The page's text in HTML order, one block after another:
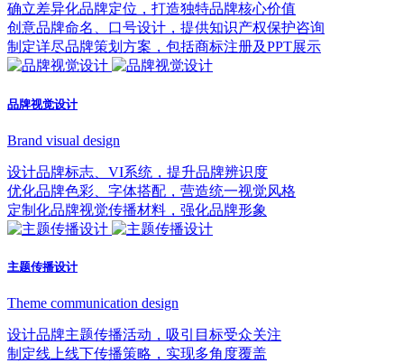
确立差异化品牌定位，打造独特品牌核心价值
创意品牌命名、口号设计，提供知识产权保护咨询
制定详尽品牌策划方案，包括商标注册及PPT展示
品牌视觉设计
Brand visual design
设计品牌标志、VI系统，提升品牌辨识度
优化品牌色彩、字体搭配，营造统一视觉风格
定制化品牌视觉传播材料，强化品牌形象
主题传播设计
Theme communication design
设计品牌主题传播活动，吸引目标受众关注
制定线上线下传播策略，实现多角度覆盖